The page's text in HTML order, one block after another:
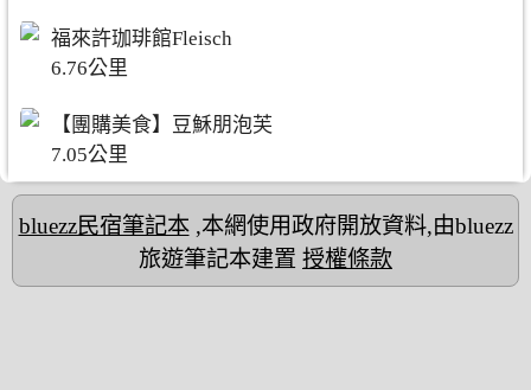
福來許珈琲館Fleisch
6.76公里
【團購美食】豆穌朋泡芙
7.05公里
bluezz民宿筆記本,本網使用政府開放資料,由bluezz
旅遊筆記本建置 授權條款